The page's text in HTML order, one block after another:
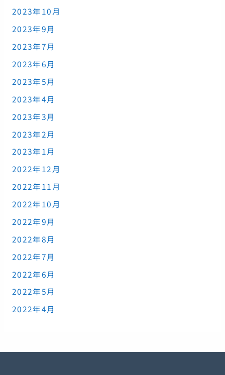
2023年10月
2023年9月
2023年7月
2023年6月
2023年5月
2023年4月
2023年3月
2023年2月
2023年1月
2022年12月
2022年11月
2022年10月
2022年9月
2022年8月
2022年7月
2022年6月
2022年5月
2022年4月